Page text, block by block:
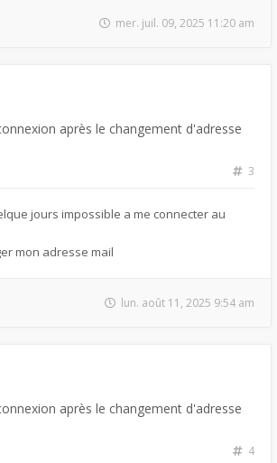
mer. juil. 09, 2025 11:20 am
après le changement d'adresse
3
jours impossible a me connecter au
mon adresse mail
lun. août 11, 2025 9:54 am
après le changement d'adresse
4